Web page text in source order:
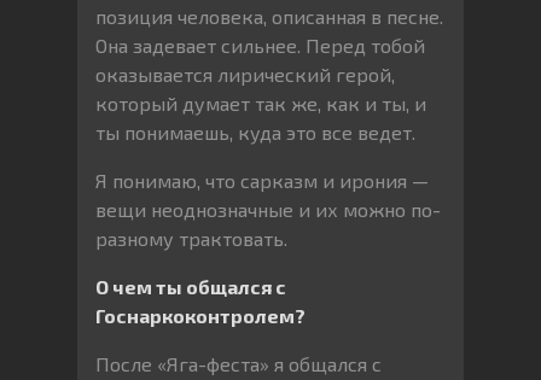
позиция человека, описанная в песне.
Она задевает сильнее. Перед тобой
оказывается лирический герой,
который думает так же, как и ты, и
ты понимаешь, куда это все ведет.
Я понимаю, что сарказм и ирония —
вещи неоднозначные и их можно по-
разному трактовать.
О чем ты общался с
Госнаркоконтролем?
После «Яга-феста» я общался с